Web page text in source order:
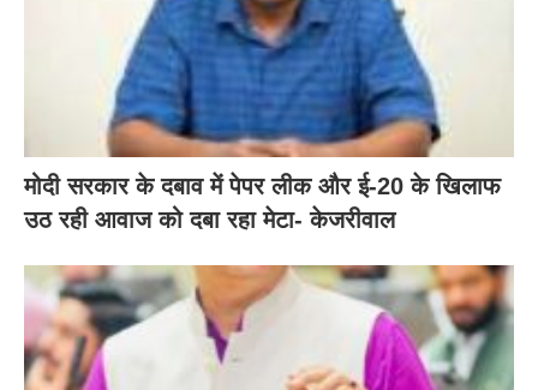
मोदी सरकार के दबाव में पेपर लीक और ई-20 के खिलाफ
उठ रही आवाज को दबा रहा मेटा- केजरीवाल